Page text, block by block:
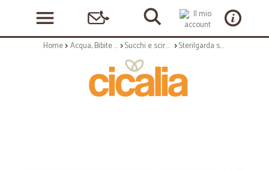
Home Acqua, Bibite e Alcolici Succhi e sciroppi Sterilgarda succo albicocca cl.20 x3